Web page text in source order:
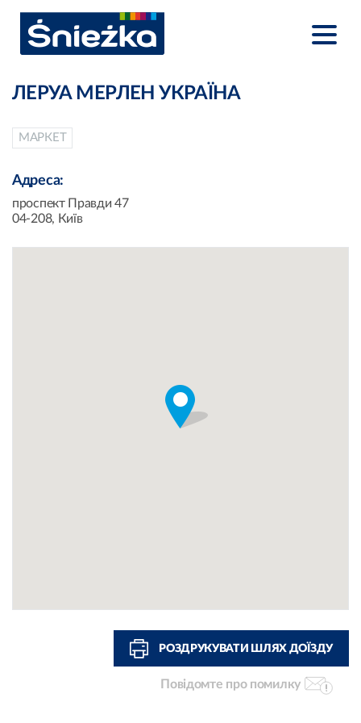
ЛЕРУА МЕРЛЕН УКРАЇНА
МАРКЕТ
Адреса:
проспект Правди 47
04-208, Київ
РОЗДРУКУВАТИ ШЛЯХ ДОЇЗДУ
Повідомте про помилку